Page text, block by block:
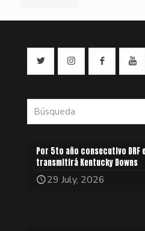
Por 5to año consecutivo DRF
transmitirá Kentucky Downs
29 July, 2026